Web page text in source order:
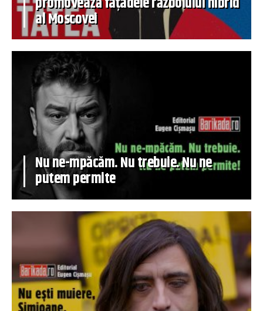
al Moscovei
Nu ne-mpăcăm. Nu trebuie. Nu ne
putem permite